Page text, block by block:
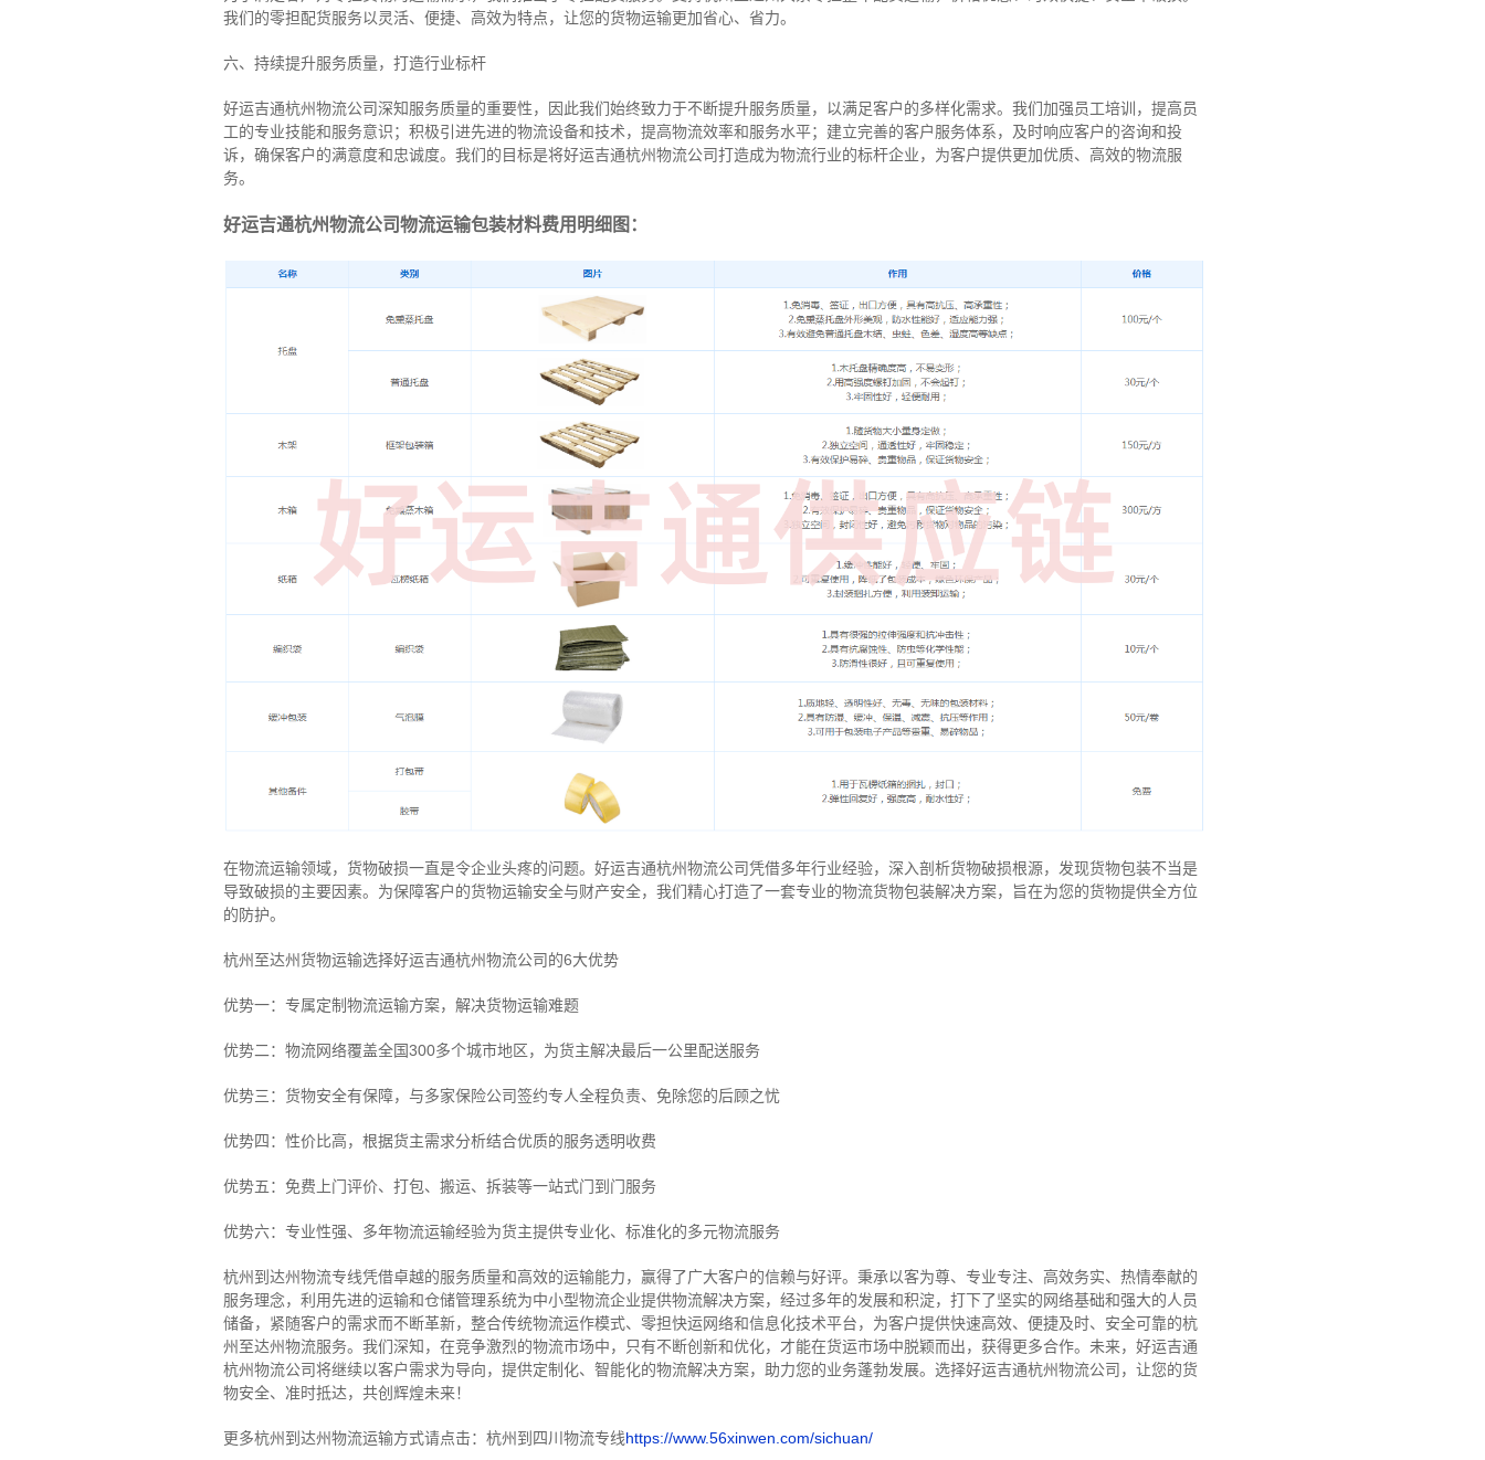
我们的零担配货服务以灵活、便捷、高效为特点，让您的货物运输更加省心、省力。
六、持续提升服务质量，打造行业标杆
好运吉通杭州物流公司深知服务质量的重要性，因此我们始终致力于不断提升服务质量，以满足客户的多样化需求。我们加强员工培训，提高员
工的专业技能和服务意识；积极引进先进的物流设备和技术，提高物流效率和服务水平；建立完善的客户服务体系，及时响应客户的咨询和投
诉，确保客户的满意度和忠诚度。我们的目标是将好运吉通杭州物流公司打造成为物流行业的标杆企业，为客户提供更加优质、高效的物流服
务。
好运吉通杭州物流公司物流运输包装材料费用明细图：
在物流运输领域，货物破损一直是令企业头疼的问题。好运吉通杭州物流公司凭借多年行业经验，深入剖析货物破损根源，发现货物包装不当是
导致破损的主要因素。为保障客户的货物运输安全与财产安全，我们精心打造了一套专业的物流货物包装解决方案，旨在为您的货物提供全方位
的防护。
杭州至达州货物运输选择好运吉通杭州物流公司的6大优势
优势一：专属定制物流运输方案，解决货物运输难题
优势二：物流网络覆盖全国300多个城市地区，为货主解决最后一公里配送服务
优势三：货物安全有保障，与多家保险公司签约专人全程负责、免除您的后顾之忧
优势四：性价比高，根据货主需求分析结合优质的服务透明收费
优势五：免费上门评价、打包、搬运、拆装等一站式门到门服务
优势六：专业性强、多年物流运输经验为货主提供专业化、标准化的多元物流服务
杭州到达州物流专线凭借卓越的服务质量和高效的运输能力，赢得了广大客户的信赖与好评。 秉承以客为尊、专业专注、高效务实、热情奉献的
服务理念，利用先进的运输和仓储管理系统为中小型物流企业提供物流解决方案，经过多年的发展和积淀，打下了坚实的网络基础和强大的人员
储备，紧随客户的需求而不断革新，整合传统物流运作模式、零担快运网络和信息化技术平台，为客户提供快速高效、便捷及时、安全可靠的杭
州至达州物流服务。 我们深知，在竞争激烈的物流市场中，只有不断创新和优化，才能在货运市场中脱颖而出，获得更多合作。 未来，好运吉通
杭州物流公司将继续以客户需求为导向，提供定制化、智能化的物流解决方案，助力您的业务蓬勃发展。选择好运吉通杭州物流公司，让您的货
物安全、准时抵达，共创辉煌未来！
更多杭州到达州物流运输方式请点击：杭州到四川物流专线https://www.56xinwen.com/sichuan/